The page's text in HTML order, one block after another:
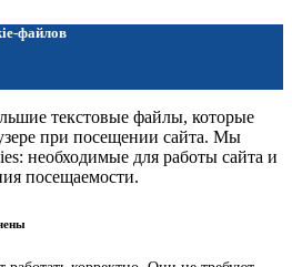
файлов
текстовые файлы, которые
при посещении сайта. Мы
необходимые для работы сайта и
посещаемости.